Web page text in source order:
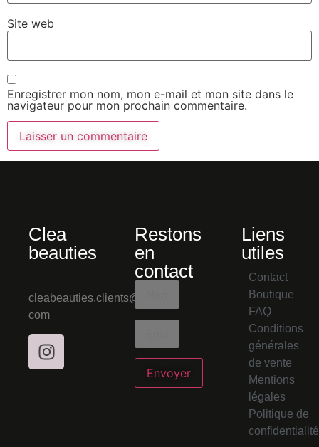
Site web
Enregistrer mon nom, mon e-mail et mon site dans le
navigateur pour mon prochain commentaire.
Clea
beauties
cleabeauties.clients@gmail.
com
Restons
en
contact
Liens
utiles
Contact
Boutique
FAQ
Conditions
générales
de vente
Mentions
légales
Politique de
confidentialité